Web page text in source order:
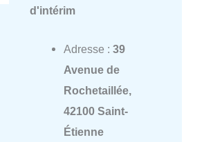
d'intérim
Adresse : 39
Avenue de
Rochetaillée,
42100 Saint-
Étienne